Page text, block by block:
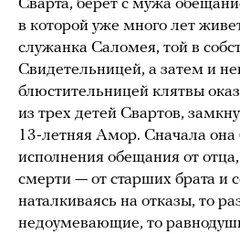
Сварта, берет с мужа
в которой уже много лет
служанка Саломея, той в
Свидетельницей, а затем и
блюстительницей клятвы
из трех детей Свартов,
13-летняя Амор. Сначала она
исполнения обещания от
смерти — от старших брата и
наталкиваясь на отказы, то
недоумевающие, то